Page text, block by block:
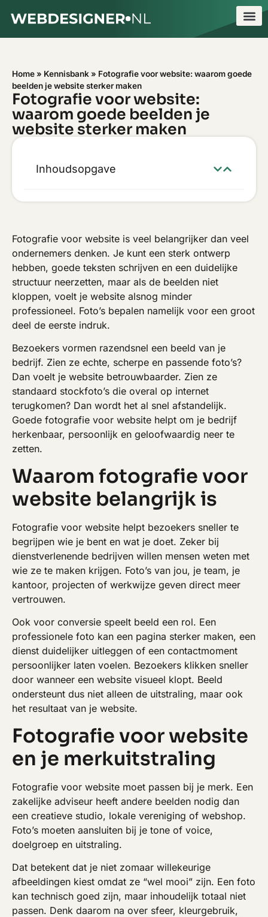
Home» Kennisbank» Fotografie voor website: waarom goede
beelden je website sterker maken
Fotografie voor website:
waarom goede beelden je
website sterker maken
Inhoudsopgave
Fotografie voor website is veel belangrijker dan veel
ondernemers denken. Je kunt een sterk ontwerp
hebben, goede teksten schrijven en een duidelijke
structuur neerzetten, maar als de beelden niet
kloppen, voelt je website alsnog minder
professioneel. Foto’s bepalen namelijk voor een groot
deel de eerste indruk.
Bezoekers vormen razendsnel een beeld van je
bedrijf. Zien ze echte, scherpe en passende foto’s?
Dan voelt je website betrouwbaarder. Zien ze
standaard stockfoto’s die overal op internet
terugkomen? Dan wordt het al snel afstandelijk.
Goede fotografie voor website helpt om je bedrijf
herkenbaar, persoonlijk en geloofwaardig neer te
zetten.
Waarom fotografie voor
website belangrijk is
Fotografie voor website helpt bezoekers sneller te
begrijpen wie je bent en wat je doet. Zeker bij
dienstverlenende bedrijven willen mensen weten met
wie ze te maken krijgen. Foto’s van jou, je team, je
kantoor, projecten of werkwijze geven direct meer
vertrouwen.
Ook voor conversie speelt beeld een rol. Een
professionele foto kan een pagina sterker maken, een
dienst duidelijker uitleggen of een contactmoment
persoonlijker laten voelen. Bezoekers klikken sneller
door wanneer een website visueel klopt. Beeld
ondersteunt dus niet alleen de uitstraling, maar ook
het resultaat van je website.
Fotografie voor website
en je merkuitstraling
Fotografie voor website moet passen bij je merk. Een
zakelijke adviseur heeft andere beelden nodig dan
een creatieve studio, lokale vereniging of webshop.
Foto’s moeten aansluiten bij je tone of voice,
doelgroep en uitstraling.
Dat betekent dat je niet zomaar willekeurige
afbeeldingen kiest omdat ze “wel mooi” zijn. Een foto
kan technisch goed zijn, maar inhoudelijk totaal niet
passen. Denk daarom na over sfeer, kleurgebruik,